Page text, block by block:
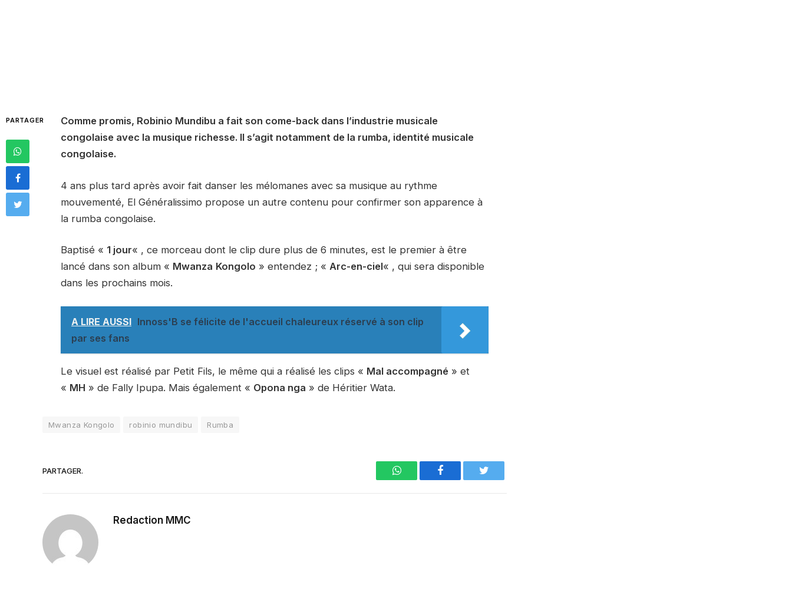
PARTAGER
Comme promis, Robinio Mundibu a fait son come-back dans l’industrie musicale
congolaise avec la musique richesse. Il s’agit notamment de la rumba, identité musicale
congolaise.
4 ans plus tard après avoir fait danser les mélomanes avec sa musique au rythme
mouvementé, El Généralissimo propose un autre contenu pour confirmer son apparence à
la rumba congolaise.
Baptisé « 1 jour« , ce morceau dont le clip dure plus de 6 minutes, est le premier à être
lancé dans son album « Mwanza Kongolo » entendez ; « Arc-en-ciel« , qui sera disponible
dans les prochains mois.
A LIRE AUSSI Innoss'B se félicite de l'accueil chaleureux réservé à son clip
par ses fans
Le visuel est réalisé par Petit Fils, le même qui a réalisé les clips « Mal accompagné » et
« MH » de Fally Ipupa. Mais également « Opona nga » de Héritier Wata.
Mwanza Kongolo robinio mundibu Rumba
PARTAGER. WhatsAppFacebook Twitter
Redaction MMC